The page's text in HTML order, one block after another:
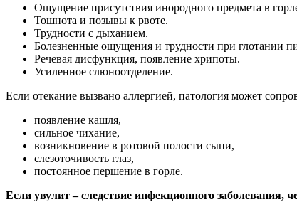
Ощущение присутствия инородного предмета в
Тошнота и позывы к рвоте.
Трудности с дыханием.
Болезненные ощущения и трудности при глотании
Речевая дисфункция, появление хрипоты.
Усиленное слюноотделение.
Если отекание вызвано аллергией, патология может
появление кашля,
сильное чихание,
возникновение в ротовой полости сыпи,
слезоточивость глаз,
постоянное першение в горле.
Если увулит – следствие инфекционного заболевания,